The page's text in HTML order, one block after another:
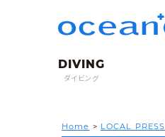
ダイビング
Home > LOCAL PRESS